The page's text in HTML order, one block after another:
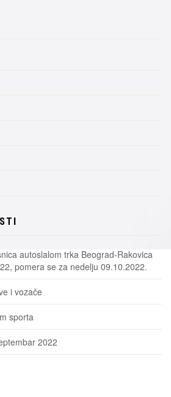
autoslalom trka Beograd-Rakovica
pomera se za nedelju 09.10.2022.
i vozače
sporta
2022